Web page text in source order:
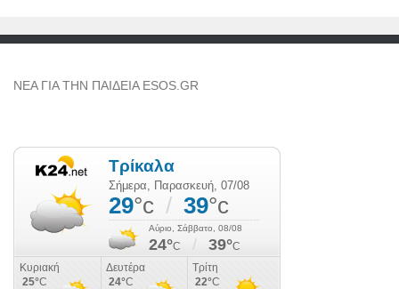
NEA ΓΙΑ ΤΗΝ ΠΑΙΔΕΙΑ ESOS.GR